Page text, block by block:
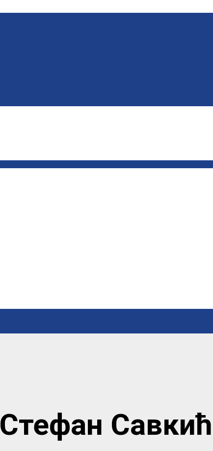
Стефан Савкић